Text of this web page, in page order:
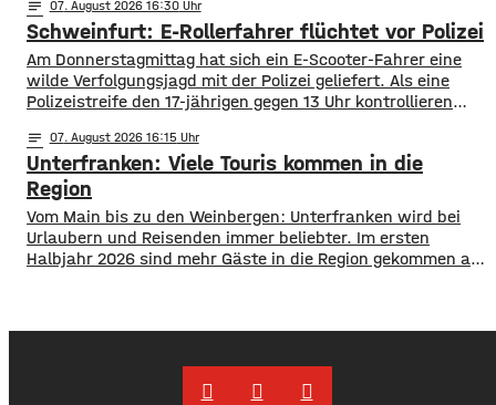
wurde das Kreisstraßennetz ausgebaut, aber auch ein
flächendeckendes Radwegenetz mit einer Länge von über
1.000 Kilometern geschaffen. Außerdem führte der
notes 07. August 2026 16:30
Schweinfurt: E-Rollerfahrer flüchtet vor Polizei
Am Donnerstagmittag hat sich ein E-Scooter-Fahrer eine
wilde Verfolgungsjagd mit der Polizei geliefert. Als eine
Polizeistreife den 17-jährigen gegen 13 Uhr kontrollieren
Geschwindigkeit fuhr er in Richtung B286. Als in die Polizei
stoppen wollte rammte er den Streifenwagen, stürzte und
setzte anschließend seine Flucht fort, wobei er einen
notes 07. August 2026 16:15
Unterfranken: Viele Touris kommen in die
Region
Vom Main bis zu den Weinbergen: Unterfranken wird bei
Urlaubern und Reisenden immer beliebter. Im ersten
Halbjahr 2026 sind mehr Gäste in die Region gekommen als